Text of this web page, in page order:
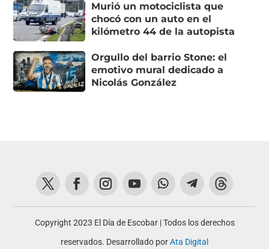
Murió un motociclista que
chocó con un auto en el
kilómetro 44 de la autopista
Orgullo del barrio Stone: el
emotivo mural dedicado a
Nicolás González
Copyright 2023 El Día de Escobar | Todos los derechos
reservados. Desarrollado porAta Digital